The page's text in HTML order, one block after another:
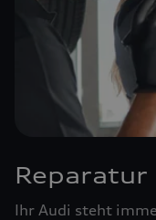
Reparatur
Ihr Audi steht